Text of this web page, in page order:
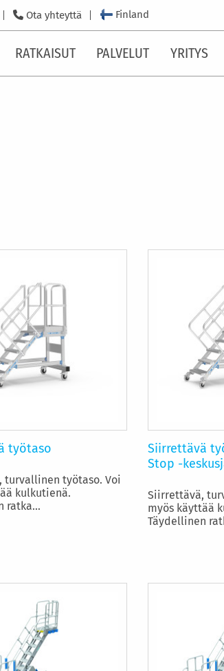
Ota yhteyttä Finland
RATKAISUT PALVELUT YRITYS
työtaso
turvallinen työtaso. Voi
kulkutienä.
ratka...
Siirrettävä
Stop -
Siirrettävä,
myös käyttää
Täydellinen